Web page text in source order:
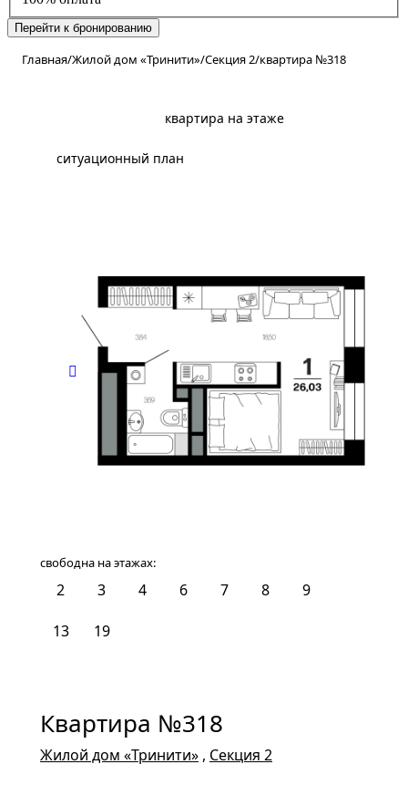
Перейти к бронированию
Главная/Жилой дом «Тринити»/Секция 2/квартира №318
квартира на этаже
ситуационный план
свободна на этажах:
2 3 4 6 7 8 9
13 19
Квартира №318
Жилой дом «Тринити» , Секция 2